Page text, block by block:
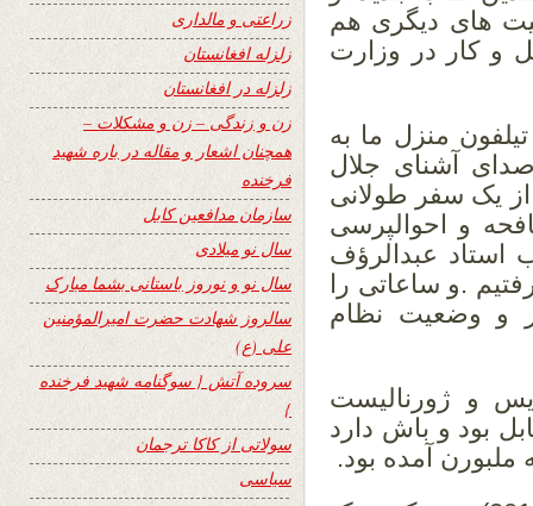
های دیگری هم
و کار در وزارت
منزل ما به
آشنای جلال
یک سفر طولانی
و احوالپرسی
استاد عبدالرؤف
.و ساعاتی را
و وضعیت نظام
و ژورنالیست
بود و باش دارد
ملبورن آمده بود.
زراعتی و مالداری
زلزله افغانستان
زلزله در افغانستان
زن و زندگی – زن و مشکلات –
همچنان اشعار و مقاله در باره شهید
فرخنده
سازمان مدافعین کابل
سال نو میلادی
سال نو و نوروز باستانی بشما مبارک
سالروز شهادت حضرت امیرالمؤمنین
علی (ع)
سروده آتش { سوگنامه شهید فرخنده
}
سولاتی از کاکا ترجمان
سیاسی